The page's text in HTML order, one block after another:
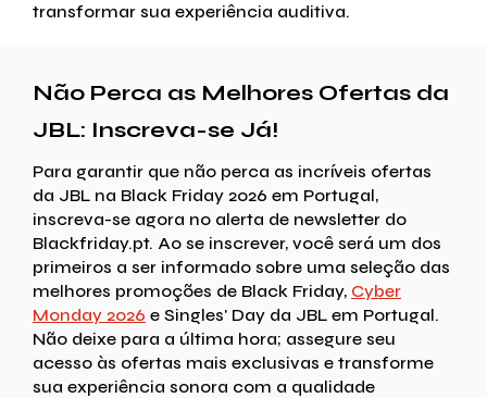
transformar sua experiência auditiva.
Não Perca as Melhores Ofertas da
JBL: Inscreva-se Já!
Para garantir que não perca as incríveis ofertas
da JBL na Black Friday 2026 em Portugal,
inscreva-se agora no alerta de newsletter do
Blackfriday.pt. Ao se inscrever, você será um dos
primeiros a ser informado sobre uma seleção das
melhores promoções de Black Friday, Cyber
Monday 2026 e Singles' Day da JBL em Portugal.
Não deixe para a última hora; assegure seu
acesso às ofertas mais exclusivas e transforme
sua experiência sonora com a qualidade